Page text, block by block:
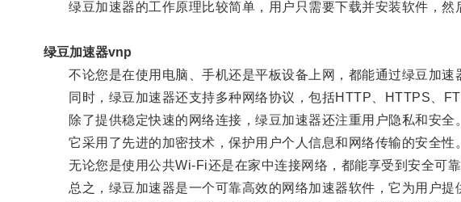
绿豆加速器的工作原理比较简单，用户只需要下载并安装软件，然
绿豆加速器vnp
不论您是在使用电脑、手机还是平板设备上网，都能通过绿豆加速
同时，绿豆加速器还支持多种网络协议，包括HTTP、HTTPS、
除了提供稳定快速的网络连接，绿豆加速器还注重用户隐私和安全。
它采用了先进的加密技术，保护用户个人信息和网络传输的安全性。
无论您是使用公共Wi-Fi还是在家中连接网络，都能享受到安全可靠
总之，绿豆加速器是一个可靠高效的网络加速器软件，它为用户提